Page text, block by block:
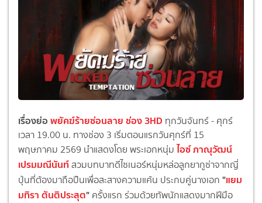
เรื่องย่อพยัคฆ์ร้ายซ่อนลาย ช่อง 3HD ทุกวันจันทร์ - ศุกร์
เวลา 19.00 น. ทางช่อง 3 เริ่มตอนแรกวันศุกร์ที่ 15
พฤษภาคม 2569 นำแสดงโดย พระเอกหนุ่ม ไอซ์ ภาณุวัฒน์
เปรมมณีนันท์สวมบทบาทดีไซเนอร์หนุ่มหล่อลูกยากูซ่าจากญี่
ปุ่นที่ต้องมาถือปืนเพื่อสะสางความแค้น ประกบคู่นางเอก "แยม
มทิรา ตันติประสุต" ครั้งแรก ร่วมด้วยทัพนักแสดงมากฝีมือ